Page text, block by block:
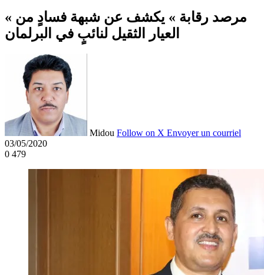
« مرصد رقابة » يكشف عن شبهة فسادٍ من
العيار الثقيل لنائبٍ في البرلمان
Midou Follow on X Envoyer un courriel
03/05/2020
0 479